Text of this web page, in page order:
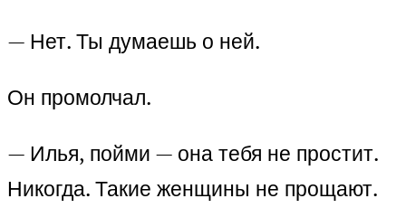
— Нет. Ты думаешь о ней.
Он промолчал.
— Илья, пойми — она тебя не простит.
Никогда. Такие женщины не прощают.